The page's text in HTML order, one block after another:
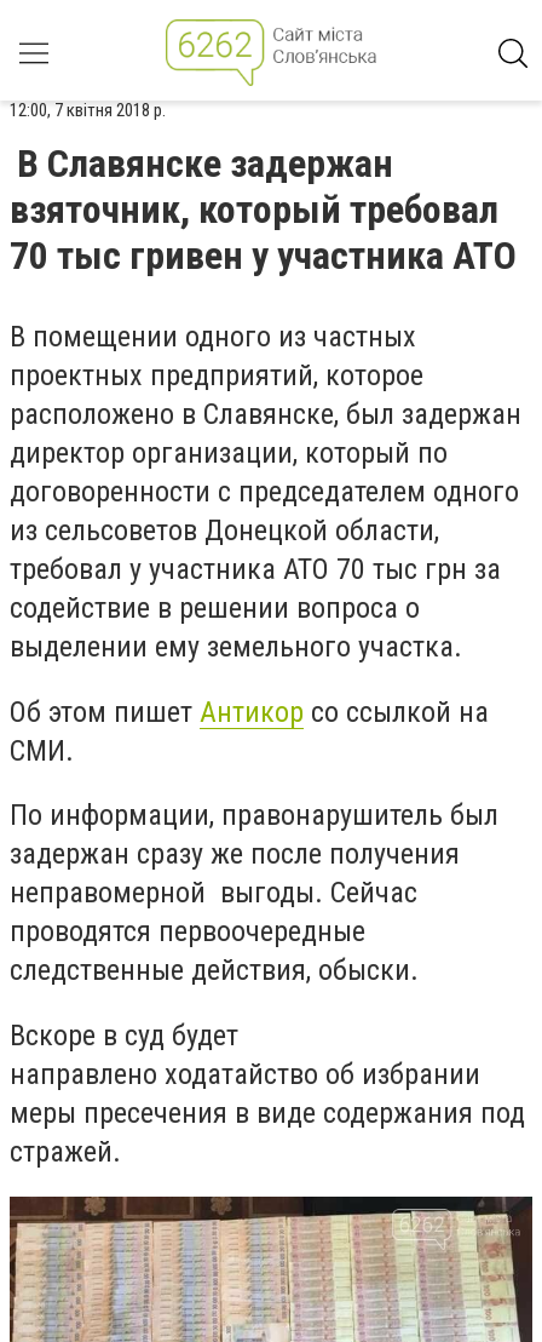
12:00, 7 квітня 2018 р.
В Славянске задержан
взяточник, который требовал
70 тыс гривен у участника АТО
В помещении одного из частных
проектных предприятий, которое
расположено в Славянске, был задержан
директор организации, который по
договоренности с председателем одного
из сельсоветов Донецкой области,
требовал у участника АТО 70 тыс грн за
содействие в решении вопроса о
выделении ему земельного участка.
Об этом пишет Антикор со ссылкой на
СМИ.
По информации, правонарушитель был
задержан сразу же после получения
неправомерной выгоды. Сейчас
проводятся первоочередные
следственные действия, обыски.
Вскоре в суд будет
направлено ходатайство об избрании
меры пресечения в виде содержания под
стражей.